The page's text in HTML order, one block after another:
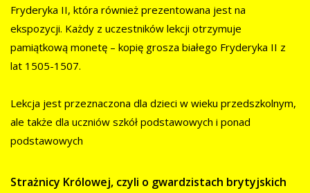
Fryderyka II, która również prezentowana jest na
ekspozycji. Każdy z uczestników lekcji otrzymuje
pamiątkową monetę – kopię grosza białego Fryderyka II z
lat 1505-1507.
Lekcja jest przeznaczona dla dzieci w wieku przedszkolnym,
ale także dla uczniów szkół podstawowych i ponad
podstawowych
Strażnicy Królowej, czyli o gwardzistach brytyjskich